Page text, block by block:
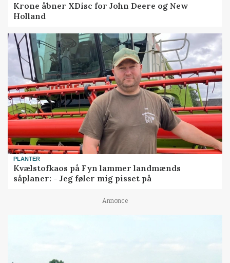
Krone åbner XDisc for John Deere og New
Holland
PLANTER
Kvælstofkaos på Fyn lammer landmænds
såplaner: - Jeg føler mig pisset på
Annonce